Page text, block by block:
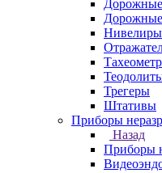
Дорожные
Нивелиры
Трегеры
Штативы
Приборы
Назад
Приборы